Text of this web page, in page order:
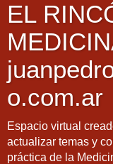
EL
o.com.ar
Espacio virtual
actualizar temas y
práctica de la